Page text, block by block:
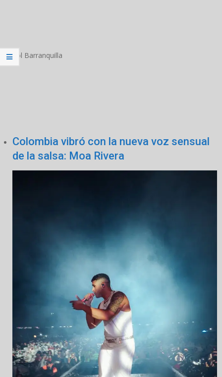
El Sol Barranquilla
Colombia vibró con la nueva voz sensual
de la salsa: Moa Rivera